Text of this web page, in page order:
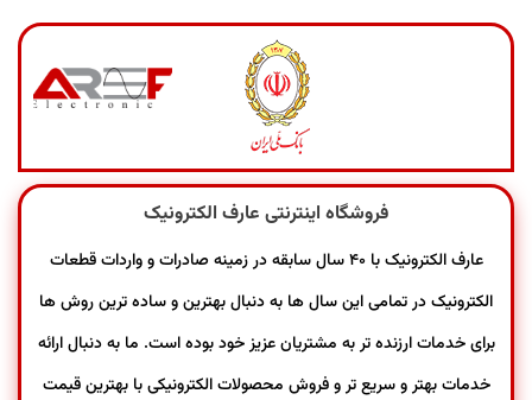
فروشگاه اینترنتی عارف الکترونیک
عارف الکترونیک با ۴۰ سال سابقه در زمینه صادرات و واردات قطعات
الکترونیک در تمامی این سال ها به دنبال بهترین و ساده ترین روش ها
برای خدمات ارزنده تر به مشتریان عزیز خود بوده است. ما به دنبال ارائه
خدمات بهتر و سریع تر و فروش محصولات الکترونیکی با بهترین قیمت